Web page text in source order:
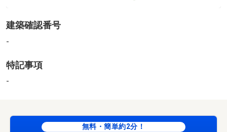
スーパー（182m）、コンビニ（21m）、ドラッグストア
（224m）
敷地面積：97.53m
建築確認番号
-
特記事項
-
無料・簡単約2分！